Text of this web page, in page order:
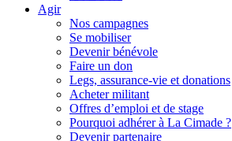
Agir
Nos campagnes
Se mobiliser
Devenir bénévole
Faire un don
Legs, assurance-vie et donations
Acheter militant
Offres d’emploi et de stage
Pourquoi adhérer à La Cimade ?
Devenir partenaire